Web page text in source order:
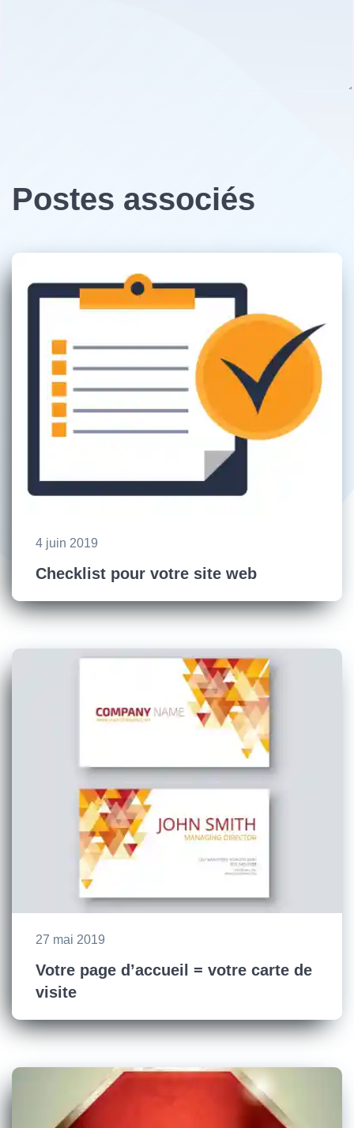
Postes associés
4 juin 2019
Checklist pour votre site web
27 mai 2019
Votre page d’accueil = votre carte de
visite